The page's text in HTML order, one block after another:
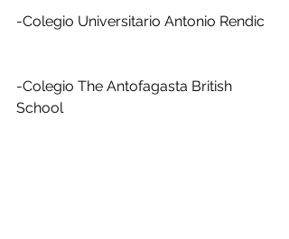
-Colegio Universitario Antonio Rendic
-Colegio The Antofagasta British
School